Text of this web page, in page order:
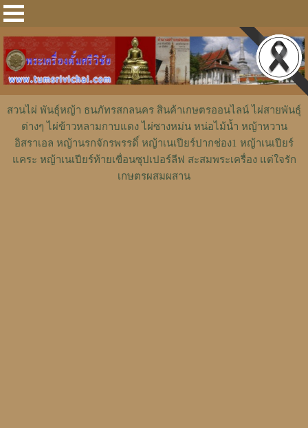
สวนไผ่ พันธุ์หญ้า ธนภัทรสกลนคร สินค้าเกษตรออนไลน์ ไผ่สายพันธุ์
ต่างๆ ไผ่ข้าวหลามกาบแดง ไผ่ซางหม่น หน่อไม้น้ำ หญ้าหวาน
อิสราเอล หญ้านรกจักรพรรดิ์ หญ้าเนเปียร์ปากช่อง1 หญ้าเนเปียร์
แคระ หญ้าเนเปียร์ท้ายเขื่อนซุปเปอร์ลีฟ สะสมพระเครื่อง แต่ใจรัก
เกษตรผสมผสาน